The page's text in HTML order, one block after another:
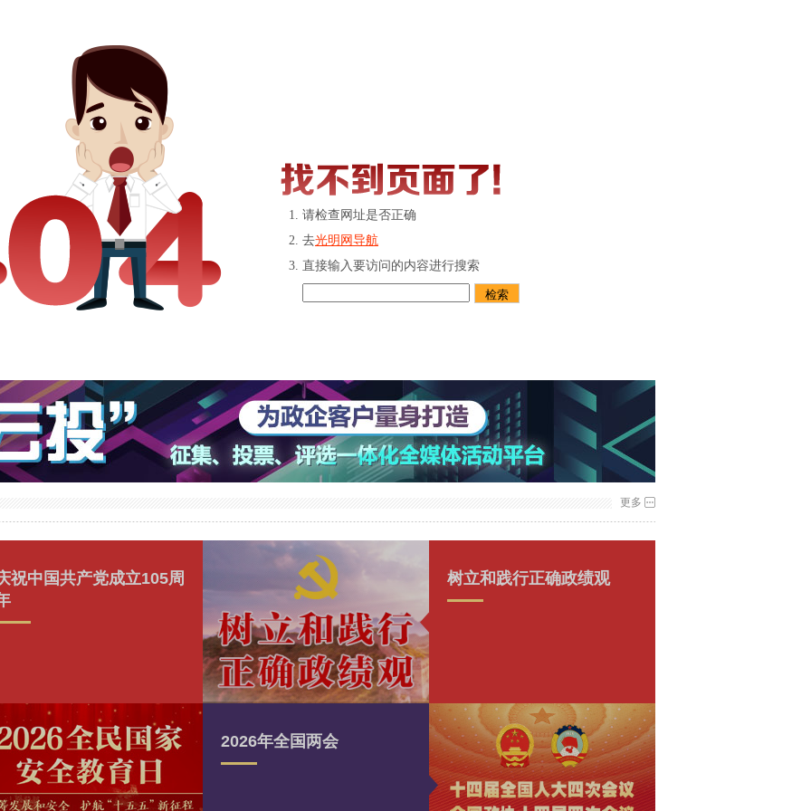
请检查网址是否正确
去光明网导航
直接输入要访问的内容进行搜索